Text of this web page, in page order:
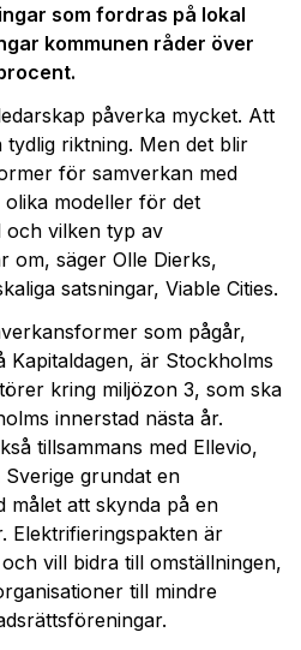
som fordras på lokal
kommunen råder över
påverka mycket. Att
tydlig riktning. Men det blir
för samverkan med
modeller för det
och vilken typ av
om, säger Olle Dierks,
satsningar, Viable Cities.
som pågår,
Kapitaldagen, är Stockholms
kring miljözon 3, som ska
innerstad nästa år.
tillsammans med Ellevio,
grundat en
målet att skynda på en
Elektrifieringspakten är
vill bidra till omställningen,
till mindre